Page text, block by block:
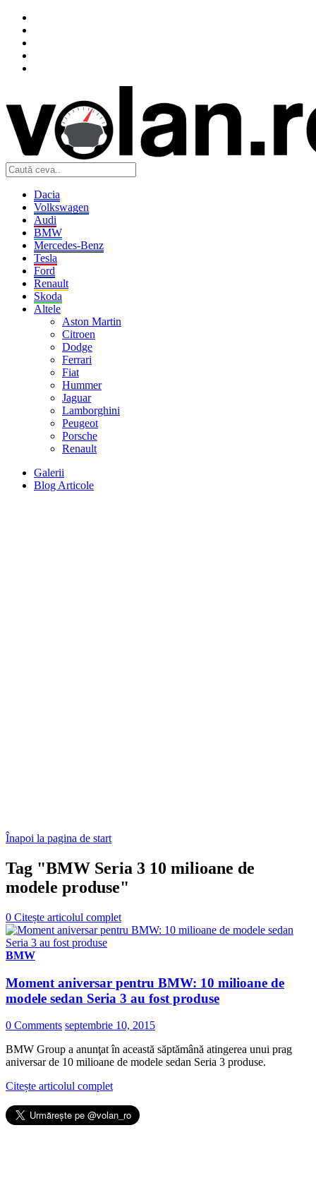
Dacia
Volkswagen
Audi
BMW
Mercedes-Benz
Tesla
Ford
Renault
Skoda
Altele
Aston Martin
Citroen
Dodge
Ferrari
Fiat
Hummer
Jaguar
Lamborghini
Peugeot
Porsche
Renault
Galerii
Blog Articole
Înapoi la pagina de start
Tag "BMW Seria 3 10 milioane de
modele produse"
0 Citește articolul complet
BMW
Moment aniversar pentru BMW: 10 milioane de
modele sedan Seria 3 au fost produse
0 Comments septembrie 10, 2015
BMW Group a anunţat în această săptămână atingerea unui prag
aniversar de 10 milioane de modele sedan Seria 3 produse.
Citește articolul complet